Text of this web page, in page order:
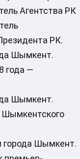
Агентства РК
РК.
Шымкент.
года —
Шымкент.
Шымкентского
города Шымкент.